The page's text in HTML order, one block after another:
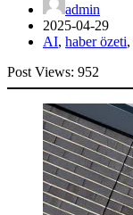
admin
2025-04-29
AI, haber özeti,
Post Views: 952